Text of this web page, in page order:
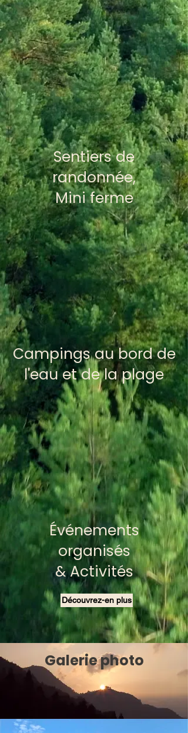
Sentiers de
randonnée,
Mini ferme
Campings au bord de
l'eau et de la plage
Événements
organisés
& Activités
Découvrez-en plus
Galerie photo